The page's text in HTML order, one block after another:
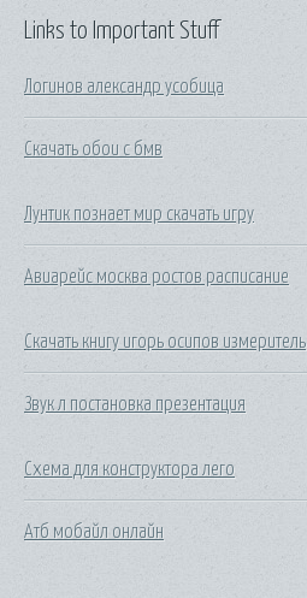
Links to Important Stuff
Логинов александр усобица
Скачать обои с бмв
Лунтик познает мир скачать игру
Авиарейс москва ростов расписание
Скачать книгу игорь осипов измеритель
Звук л постановка презентация
Схема для конструктора лего
Атб мобайл онлайн